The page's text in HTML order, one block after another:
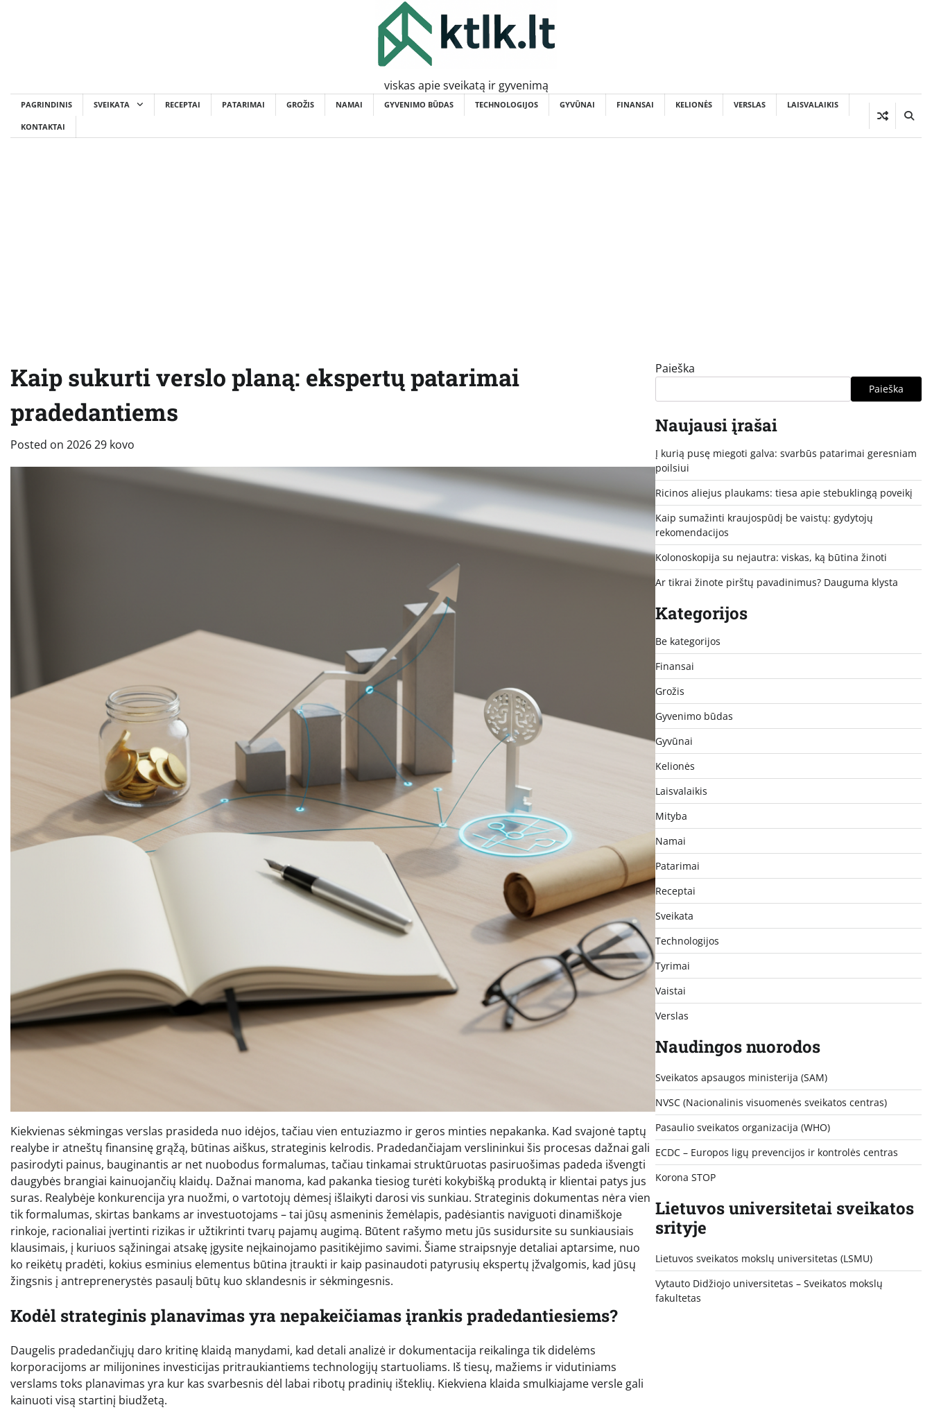
viskas apie sveikatą ir gyvenimą
PAGRINDINIS SVEIKATA RECEPTAI PATARIMAI GROŽIS NAMAI GYVENIMO BŪDAS TECHNOLOGIJOS GYVŪNAI FINANSAI KELIONĖS VERSLAS LAISVALAIKIS
KONTAKTAI
Kaip sukurti verslo planą: ekspertų patarimai
pradedantiems
Posted on 2026 29 kovo
Kiekvienas sėkmingas verslas prasideda nuo idėjos, tačiau vien entuziazmo ir geros minties nepakanka. Kad svajonė taptų
realybe ir atneštų finansinę grąžą, būtinas aiškus, strateginis kelrodis. Pradedančiajam verslininkui šis procesas dažnai gali
pasirodyti painus, bauginantis ar net nuobodus formalumas, tačiau tinkamai struktūruotas pasiruošimas padeda išvengti
daugybės brangiai kainuojančių klaidų. Dažnai manoma, kad pakanka tiesiog turėti kokybišką produktą ir klientai patys jus
suras. Realybėje konkurencija yra nuožmi, o vartotojų dėmesį išlaikyti darosi vis sunkiau. Strateginis dokumentas nėra vien
tik formalumas, skirtas bankams ar investuotojams – tai jūsų asmeninis žemėlapis, padėsiantis naviguoti dinamiškoje
rinkoje, racionaliai įvertinti rizikas ir užtikrinti tvarų pajamų augimą. Būtent rašymo metu jūs susidursite su sunkiausiais
klausimais, į kuriuos sąžiningai atsakę įgysite neįkainojamo pasitikėjimo savimi. Šiame straipsnyje detaliai aptarsime, nuo
ko reikėtų pradėti, kokius esminius elementus būtina įtraukti ir kaip pasinaudoti patyrusių ekspertų įžvalgomis, kad jūsų
žingsnis į antreprenerystės pasaulį būtų kuo sklandesnis ir sėkmingesnis.
Kodėl strateginis planavimas yra nepakeičiamas įrankis pradedantiesiems?
Daugelis pradedančiųjų daro kritinę klaidą manydami, kad detali analizė ir dokumentacija reikalinga tik didelėms
korporacijoms ar milijonines investicijas pritraukiantiems technologijų startuoliams. Iš tiesų, mažiems ir vidutiniams
verslams toks planavimas yra kur kas svarbesnis dėl labai ribotų pradinių išteklių. Kiekviena klaida smulkiajame versle gali
kainuoti visą startinį biudžetą.
Paieška
Paieška
Naujausi įrašai
Į kurią pusę miegoti galva: svarbūs patarimai geresniam
poilsiui
Ricinos aliejus plaukams: tiesa apie stebuklingą poveikį
Kaip sumažinti kraujospūdį be vaistų: gydytojų
rekomendacijos
Kolonoskopija su nejautra: viskas, ką būtina žinoti
Ar tikrai žinote pirštų pavadinimus? Dauguma klysta
Kategorijos
Be kategorijos
Finansai
Grožis
Gyvenimo būdas
Gyvūnai
Kelionės
Laisvalaikis
Mityba
Namai
Patarimai
Receptai
Sveikata
Technologijos
Tyrimai
Vaistai
Verslas
Naudingos nuorodos
Sveikatos apsaugos ministerija (SAM)
NVSC (Nacionalinis visuomenės sveikatos centras)
Pasaulio sveikatos organizacija (WHO)
ECDC – Europos ligų prevencijos ir kontrolės centras
Korona STOP
Lietuvos universitetai sveikatos
srityje
Lietuvos sveikatos mokslų universitetas (LSMU)
Vytauto Didžiojo universitetas – Sveikatos mokslų
fakultetas